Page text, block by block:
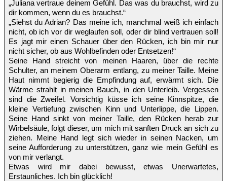
„Juliana vertraue deinem Gefühl. Das was du brauchst, wird zu
dir kommen, wenn du es brauchst.“
„Siehst du Adrian? Das meine ich, manchmal weiß ich einfach
nicht, ob ich vor dir weglaufen soll, oder dir blind vertrauen soll!
Es jagt mir einen Schauer über den Rücken, ich bin mir nur
nicht sicher, ob aus Wohlbefinden oder Entsetzen!“
Seine Hand streicht von meinen Haaren, über die rechte
Schulter, an meinem Oberarm entlang, zu meiner Taille. Meine
Haut nimmt begierig die Empfindung auf, erwärmt sich. Die
Wärme strahlt in meinen Bauch, in den Unterleib. Vergessen
sind die Zweifel. Vorsichtig küsse ich seine Kinnspitze, die
kleine Vertiefung zwischen Kinn und Unterlippe, die Lippen.
Seine Hand sinkt von meiner Taille, den Rücken herab zur
Wirbelsäule, folgt dieser, um mich mit sanften Druck an sich zu
ziehen. Meine Hand legt sich wieder in seinen Nacken, um
seine Aufforderung zu unterstützen, ganz wie mein Gefühl es
von mir verlangt.
Etwas wird mir dabei bewusst, etwas Unerwartetes,
Erstaunliches. Ich bin glücklich!